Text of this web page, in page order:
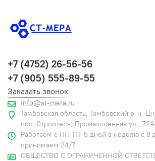
+7 (4752) 26-56-56
+7 (905) 555-89-55
Заказать звонок
info@st-mera.ru
Тамбовская область, Тамбовский р-н,
пос. Строитель, Промышленная ул., 72А
Работаем с ПН-ПТ 5 дней в неделю с 8
принимаем 24/7
ОБЩЕСТВО С ОГРАНИЧЕННОЙ